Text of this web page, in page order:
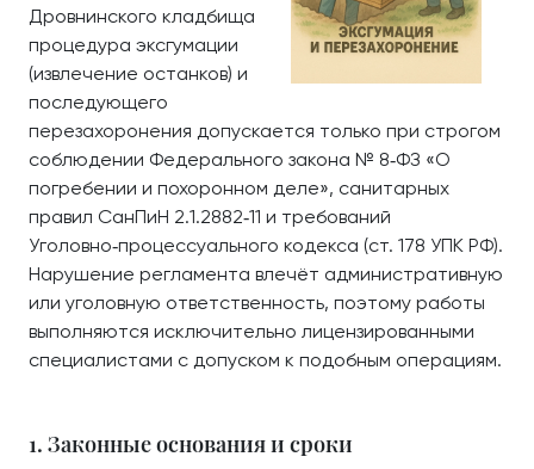
Дровнинского кладбища
процедура эксгумации
(извлечение останков) и
последующего
перезахоронения допускается только при строгом
соблюдении Федерального закона № 8‑ФЗ «О
погребении и похоронном деле», санитарных
правил СанПиН 2.1.2882‑11 и требований
Уголовно‑процессуального кодекса (ст. 178 УПК РФ).
Нарушение регламента влечёт административную
или уголовную ответственность, поэтому работы
выполняются исключительно лицензированными
специалистами с допуском к подобным операциям.
1. Законные основания и сроки